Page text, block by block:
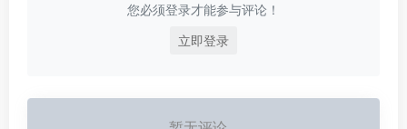
您必须登录才能参与评论！
立即登录